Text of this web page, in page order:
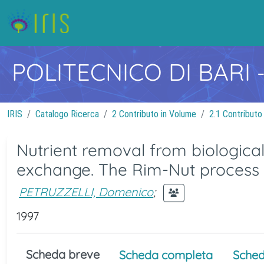
POLITECNICO DI BARI
IRIS Catalogo Ricerca 2 Contributo in Volume 2.1
Nutrient removal from
exchange. The Rim-Nut process
PETRUZZELLI, Domenico;
1997
Scheda breve Scheda completa